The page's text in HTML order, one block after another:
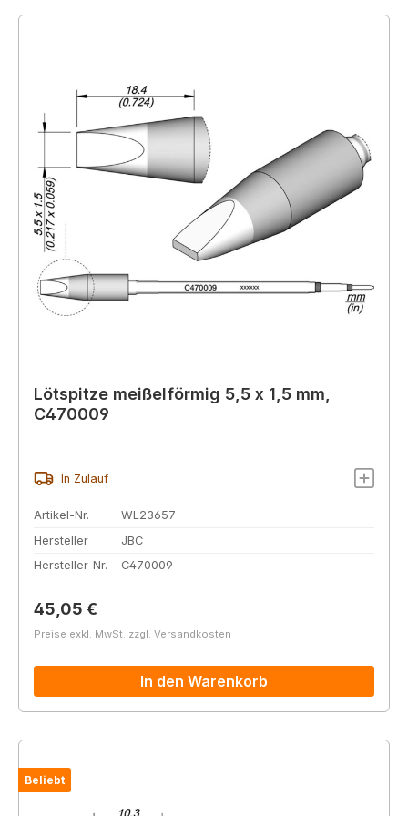
Lötspitze meißelförmig 5,5 x 1,5 mm,
C470009
In Zulauf
Artikel-Nr.
WL23657
Hersteller
JBC
Hersteller-Nr.
C470009
Regulärer Preis:
45,05 €
Preise exkl. MwSt. zzgl. Versandkosten
In den Warenkorb
Beliebt